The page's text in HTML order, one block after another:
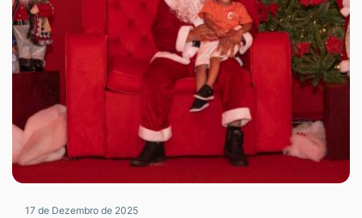
17 de Dezembro de 2025